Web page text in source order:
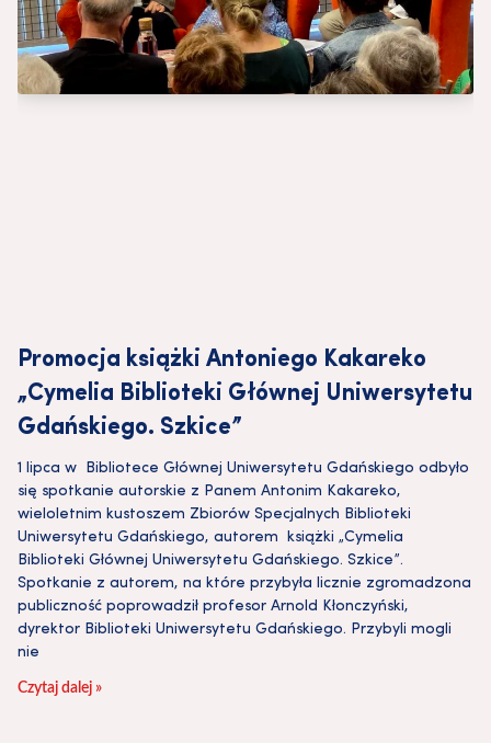
Promocja książki Antoniego Kakareko
„Cymelia Biblioteki Głównej Uniwersytetu
Gdańskiego. Szkice”
1 lipca w Bibliotece Głównej Uniwersytetu Gdańskiego odbyło
się spotkanie autorskie z Panem Antonim Kakareko,
wieloletnim kustoszem Zbiorów Specjalnych Biblioteki
Uniwersytetu Gdańskiego, autorem książki „Cymelia
Biblioteki Głównej Uniwersytetu Gdańskiego. Szkice”.
Spotkanie z autorem, na które przybyła licznie zgromadzona
publiczność poprowadził profesor Arnold Kłonczyński,
dyrektor Biblioteki Uniwersytetu Gdańskiego. Przybyli mogli
nie
Czytaj dalej »